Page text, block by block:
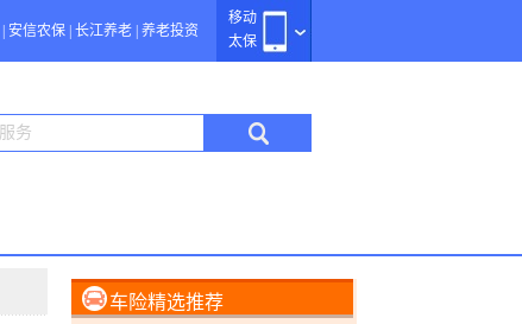
移动
太保
安信农保 长江养老 养老投资
车险精选推荐